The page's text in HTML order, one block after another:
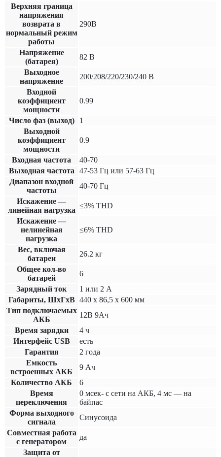
Верхняя граница
напряжения
возврата в
нормальный режим
работы
290В
Напряжение
(батарея)
82 В
Выходное
напряжение
200/208/220/230/240 В
Входной
коэффициент
мощности
0.99
Число фаз (выход)
1
Выходной
коэффициент
мощности
0.9
Входная частота
40-70
Выходная частота
47-53 Гц или 57-63 Гц
Диапазон входной
частоты
40-70 Гц
Искажение —
линейная нагрузка
≤3% THD
Искажение —
нелинейная
нагрузка
≤6% THD
Вес, включая
батареи
26.2 кг
Общее кол-во
батарей
6
Зарядный ток
1 или 2 А
Габариты, ШхГхВ 440 х 86,5 х 600 мм
Тип подключаемых
АКБ
12В 9Ач
Время зарядки
4 ч
Интерфейс USB
есть
Гарантия
2 года
Емкость
встроенных АКБ
9 Ач
Количество АКБ
6
Время
переключения
0 мсек- с сети на АКБ, 4 мс — на
байпас
Форма выходного
сигнала
Синусоида
Совместная работа
с генератором
да
Защита от